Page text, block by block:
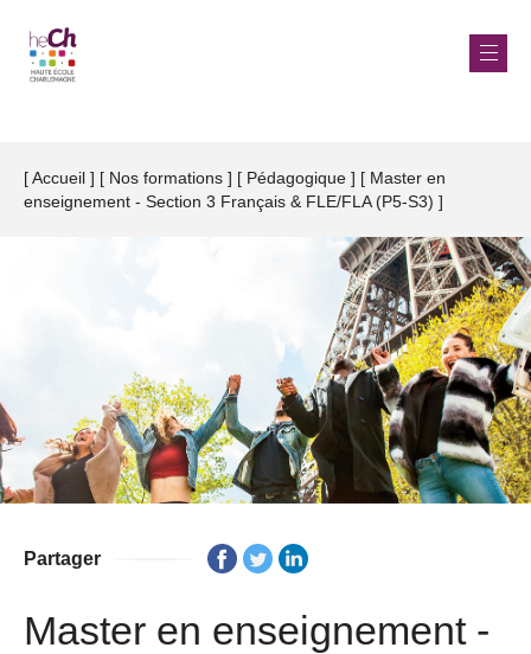
contenu
Fil
d'Ariane
Accueil Nos formations Pédagogique
Master en
enseignement - Section 3 Français & FLE/FLA (P5-S3)
Partager
Master en enseignement -